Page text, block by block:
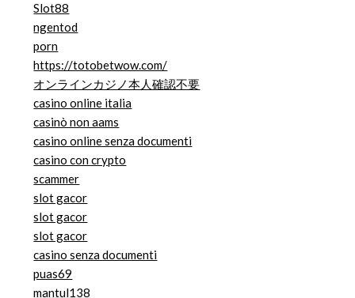
Slot88
ngentod
porn
https://totobetwow.com/
オンラインカジノ本人確認不要
casino online italia
casinò non aams
casino online senza documenti
casino con crypto
scammer
slot gacor
slot gacor
slot gacor
casino senza documenti
puas69
mantul138